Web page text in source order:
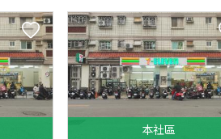
本社區